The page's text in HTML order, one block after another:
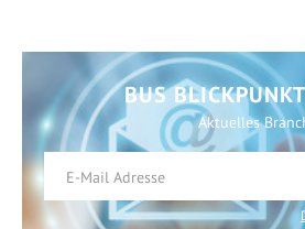
BUS
Aktuelles